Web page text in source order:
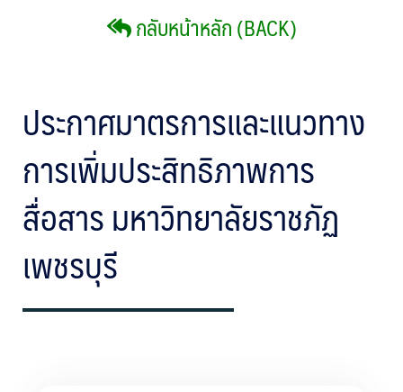
กลับหน้าหลัก (BACK)
ประกาศมาตรการและแนวทาง
การเพิ่มประสิทธิภาพการ
สื่อสาร มหาวิทยาลัยราชภัฏ
เพชรบุรี